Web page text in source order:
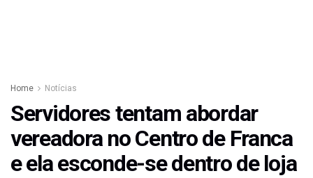
Home Notícias
Servidores tentam abordar
vereadora no Centro de Franca
e ela esconde-se dentro de loja